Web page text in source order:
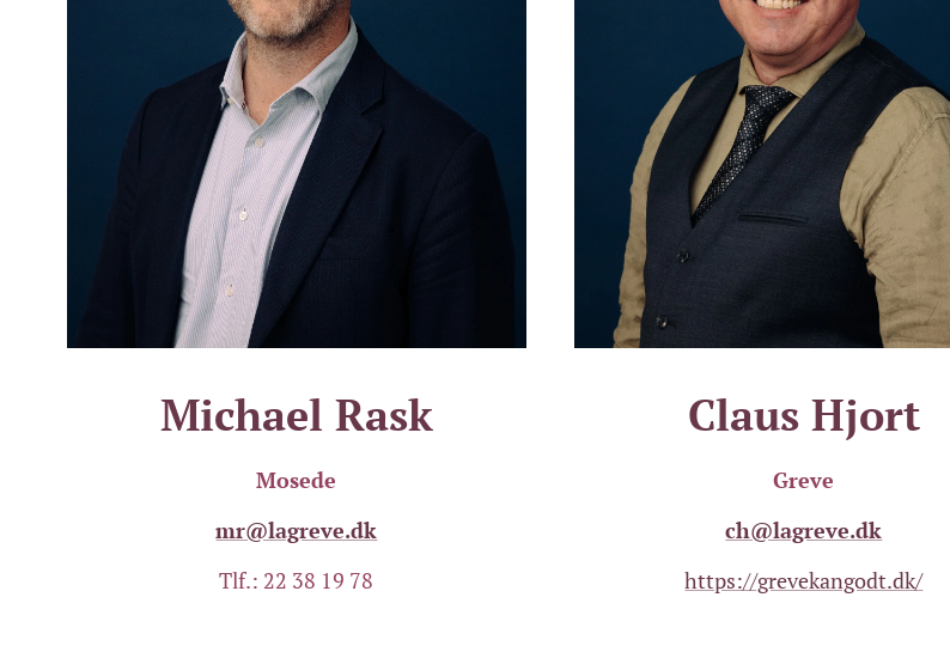
Michael Rask
Mosede
mr@lagreve.dk
Tlf.: 22 38 19 78
Claus Hjort
Greve
ch@lagreve.dk
https://grevekangodt.dk/